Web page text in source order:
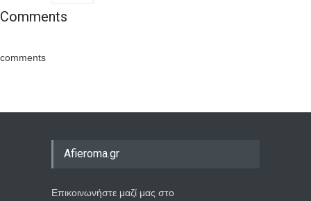
Comments
comments
Afieroma.gr
Επικοινωνήστε μαζί μας στο